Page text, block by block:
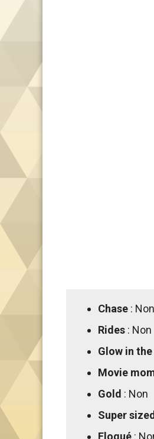
Chase : Non
Rides : Non
Glow in
Movie
Gold : Non
Super sized
Floqué :